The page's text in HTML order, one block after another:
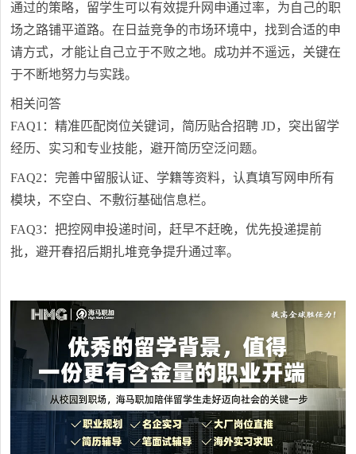
通过的策略，留学生可以有效提升网申通过率，为自己的职
场之路铺平道路。在日益竞争的市场环境中，找到合适的申
请方式，才能让自己立于不败之地。成功并不遥远，关键在
于不断地努力与实践。
相关问答
FAQ1：精准匹配岗位关键词，简历贴合招聘 JD，突出留学
经历、实习和专业技能，避开简历空泛问题。
FAQ2：完善中留服认证、学籍等资料，认真填写网申所有
模块，不空白、不敷衍基础信息栏。
FAQ3：把控网申投递时间，赶早不赶晚，优先投递提前
批，避开春招后期扎堆竞争提升通过率。